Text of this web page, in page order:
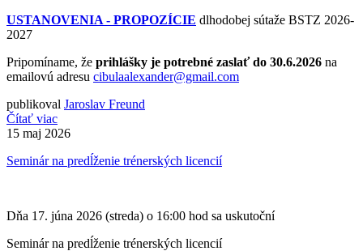
USTANOVENIA - PROPOZÍCIE dlhodobej sútaže BSTZ 2026-
2027
Pripomíname, že prihlášky je potrebné zaslať do 30.6.2026 na
emailovú adresu cibulaalexander@gmail.com
publikoval Jaroslav Freund
Čítať viac
15 maj 2026
Seminár na predĺženie trénerských licencií
Dňa 17. júna 2026 (streda) o 16:00 hod sa uskutoční
Seminár na predĺženie trénerských licencií